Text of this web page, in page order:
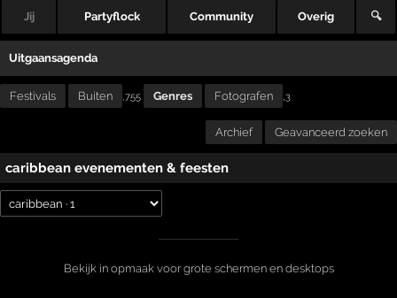
Jij Partyflock Community Overig 🔍
Uitgaansagenda
Festivals Buiten ,755 Genres Fotografen ,3
Archief Geavanceerd zoeken
caribbean evenementen & feesten
Bekijk in opmaak voor grote schermen en desktops